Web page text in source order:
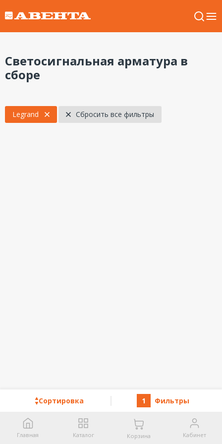
Светосигнальная арматура в
сборе
Сортировка 1 Фильтры
Legrand Сбросить все фильтры
Главная Каталог Корзина Кабинет